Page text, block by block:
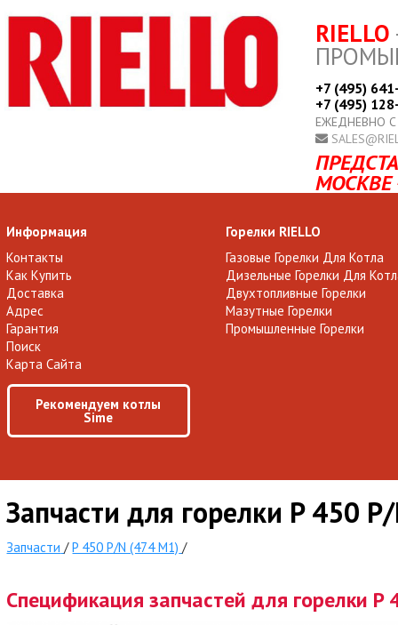
RIELLO
+7 (495)
+7 (495)
ЕЖЕДНЕВНО
МОСКВЕ
Информация
Контакты
Как Купить
Доставка
Адрес
Гарантия
Поиск
Карта Сайта
Рекомендуем котлы
Sime
Горелки RIELLO
Газовые Горелки Для Котла
Дизельные Горелки Для
Двухтопливные Горелки
Мазутные Горелки
Промышленные Горелки
Запчасти для горелки P 450
Запчасти /P 450 P/N (474 M1) /
Спецификация запчастей для горелки